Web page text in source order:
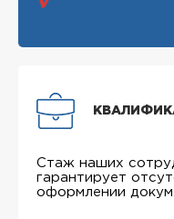
Стаж наших
гарантирует
оформлении